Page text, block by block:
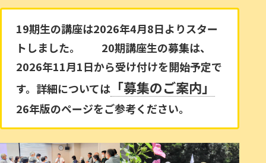
19期生の講座は2026年4月8日よりスター
トしました。 20期講座生の募集は、
2026年11月1日から受け付けを開始予定で
す。詳細については 「募集のご案内」
26年版のページをご参考ください。